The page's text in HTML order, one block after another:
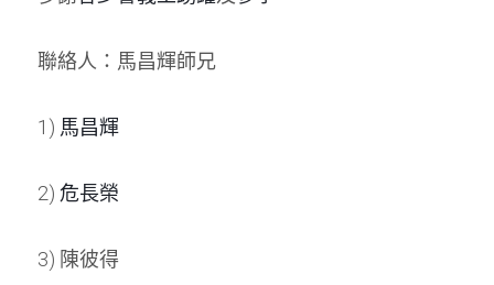
聯絡人：馬昌輝師兄
1) 馬昌輝
2) 危長榮
3) 陳彼得